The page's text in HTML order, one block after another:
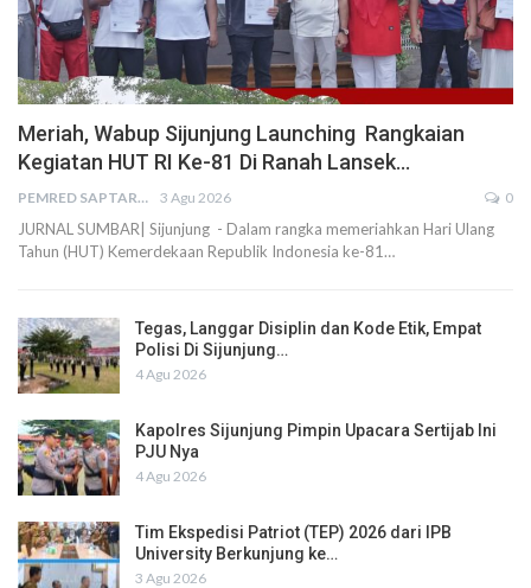
Meriah, Wabup Sijunjung Launching Rangkaian
Kegiatan HUT RI Ke-81 Di Ranah Lansek…
PEMRED SAPTARIUS 3 Agu 2026 0
JURNAL SUMBAR| Sijunjung - Dalam rangka memeriahkan Hari Ulang
Tahun (HUT) Kemerdekaan Republik Indonesia ke-81…
Tegas, Langgar Disiplin dan Kode Etik, Empat
Polisi Di Sijunjung…
4 Agu 2026
Kapolres Sijunjung Pimpin Upacara Sertijab Ini
PJU Nya
4 Agu 2026
Tim Ekspedisi Patriot (TEP) 2026 dari IPB
University Berkunjung ke…
3 Agu 2026